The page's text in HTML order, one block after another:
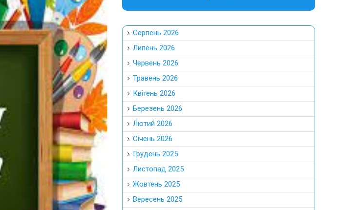
Серпень 2026
Липень 2026
Червень 2026
Травень 2026
Квітень 2026
Березень 2026
Лютий 2026
Січень 2026
Грудень 2025
Листопад 2025
Жовтень 2025
Вересень 2025